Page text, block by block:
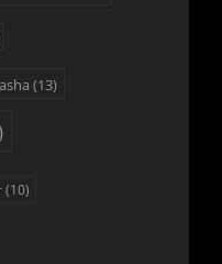
(13)
(10)